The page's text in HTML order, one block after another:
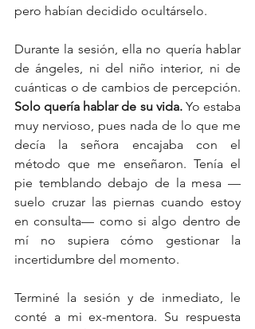
pero habían decidido ocultárselo.
Durante la sesión, ella no quería hablar
de ángeles, ni del niño interior, ni de
Solo quería hablar de su vida. Yo estaba
muy nervioso, pues nada de lo que me
decía la señora encajaba con el
método que me enseñaron. Tenía el
pie temblando debajo de la mesa —
suelo cruzar las piernas cuando estoy
en consulta— como si algo dentro de
mí no supiera cómo gestionar la
incertidumbre del momento.
Terminé la sesión y de inmediato, le
conté a mi ex-mentora. Su respuesta